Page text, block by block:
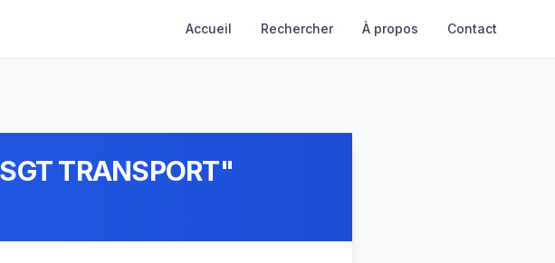
Accueil Rechercher À propos Contact
TRANSPORT"